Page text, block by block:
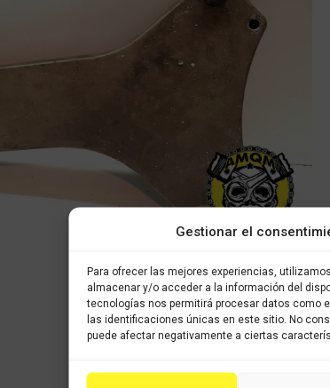
Gestionar el
Para ofrecer las mejores experiencias,
almacenar y/o acceder a la información del
tecnologías nos permitirá procesar datos como
las identificaciones únicas en este sitio. No
puede afectar negativamente a ciertas